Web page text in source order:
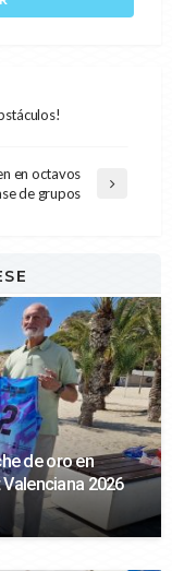
en octavos
de grupos
de oro en
2026